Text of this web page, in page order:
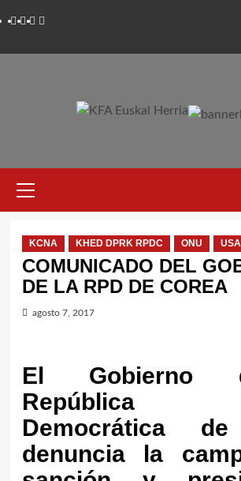
Twitter
YouTube
Telegram
Facebook
primario
KCNA KHED DPRK RPDC ONU USA
COMUNICADO DEL
DE LA RPD DE COREA
agosto 7, 2017
El Gobierno
República
Democrática
denuncia la